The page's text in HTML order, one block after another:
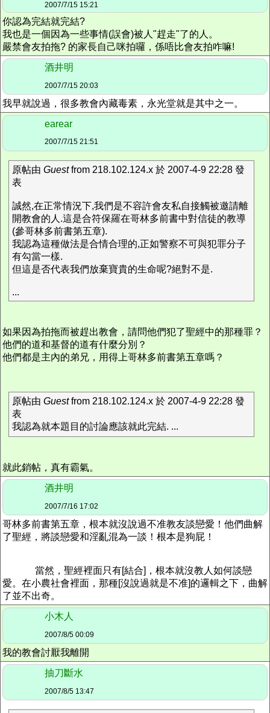
2007/7/15 15:21
你認為完結就完結?
我也是一個因為一些事情(誤會)被人"趕走"了的人。
嚴禁會友拍拖? 的家長自己咪拍囉，係唔比會友拍咋嘛!
酒井明
2007/7/15 20:03
我早就說過，很多教會內藏毒素，永光堂就是其中之一。
earear
2007/7/15 21:51
原帖由 Guestfrom 218.102.124.x 於 2007-4-9 22:28 發
表
誠然,在正常情況下,我們是不容許會友私自接觸被邀請離
開教會的人.這是合符保羅在哥林多前書中對信徒的教導
(參哥林多前書第五章).
我認為這種做法是合情合理的,正如警察不可與犯罪分子
有勾當一樣.
但這是否代表我們放棄寶貴的生命呢?絕對不是.
...
如果因為拍拖而被趕出教會，請問他們犯了聖經中的那種罪？
他們的道和基督的道有什麼分別？
他們都是主內的弟兄，用得上哥林多前書第五章嗎？
原帖由 Guestfrom 218.102.124.x 於 2007-4-9 22:28 發
表
我認為就本題目的討論應該就此完結. ...
就此銷帖，真有霸氣。
酒井明
2007/7/16 17:02
哥林多前書第五章，根本就沒說過不准教友談戀愛！他們曲解
了聖經，將談戀愛和淫亂混為一談！根本是狗屁！
當然，聖經裡面只有[結合]，根本就沒教人如何談戀
愛。在小農社會裡面，那種[沒說過就是不准]的邏輯之下，曲解
了並不出奇。
小木人
2007/8/5 00:09
我的教會討厭我離開
抽刀斷水
2007/8/5 13:47